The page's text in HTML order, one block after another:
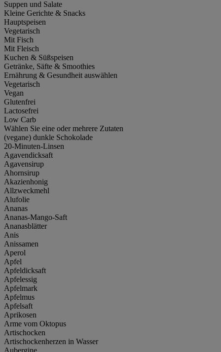
Suppen und Salate
Kleine Gerichte & Snacks
Hauptspeisen
Vegetarisch
Mit Fisch
Mit Fleisch
Kuchen & Süßspeisen
Getränke, Säfte & Smoothies
Ernährung & Gesundheit auswählen
Vegetarisch
Vegan
Glutenfrei
Lactosefrei
Low Carb
Wählen Sie eine oder mehrere Zutaten
(vegane) dunkle Schokolade
20-Minuten-Linsen
Agavendicksaft
Agavensirup
Ahornsirup
Akazienhonig
Allzweckmehl
Alufolie
Ananas
Ananas-Mango-Saft
Ananasblätter
Anis
Anissamen
Aperol
Apfel
Apfeldicksaft
Apfelessig
Apfelmark
Apfelmus
Apfelsaft
Aprikosen
Arme vom Oktopus
Artischocken
Artischockenherzen in Wasser
Aubergine